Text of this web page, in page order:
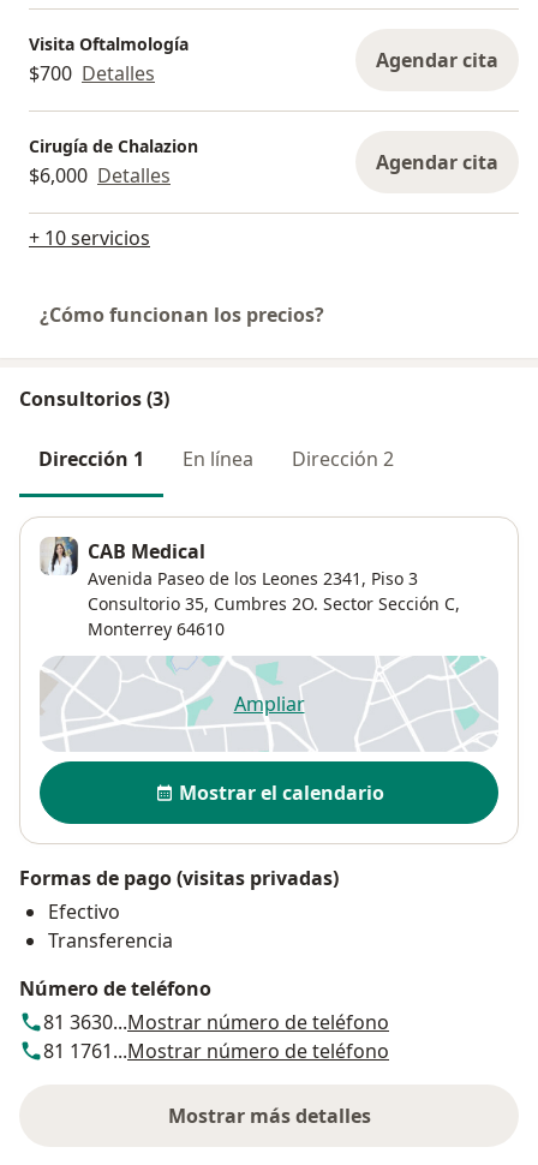
Visita Oftalmología
$700 Detalles Agendar cita
Cirugía de Chalazion
$6,000 Detalles Agendar cita
+ 10 servicios
¿Cómo funcionan los precios?
Consultorios (3)
Dirección 1 En línea Dirección 2
CAB Medical
Avenida Paseo de los Leones 2341, Piso 3
Consultorio 35, Cumbres 2O. Sector Sección C,
Monterrey 64610
Ampliarse abre en una nueva
Disponibilidad
Mostrar el calendario
Formas de pago (visitas privadas)
Efectivo
Transferencia
Número de teléfono
81 3630...Mostrar número de teléfono
81 1761...Mostrar número de teléfono
Mostrar más detalles
sobre la dirección